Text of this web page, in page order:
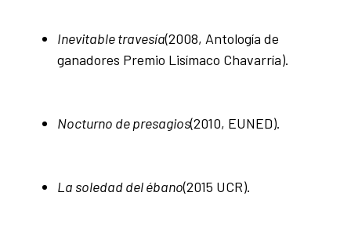
Inevitable travesía(2008, Antología de
ganadores Premio Lisímaco Chavarría).
Nocturno de presagios(2010, EUNED).
La soledad del ébano(2015 UCR).